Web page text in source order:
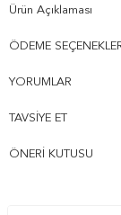
Ürün Açıklaması
ÖDEME
YORUMLAR
TAVSIYE ET
ÖNERI KUTUSU